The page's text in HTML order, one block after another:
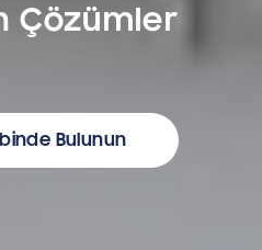
Çözümler
Bulunun